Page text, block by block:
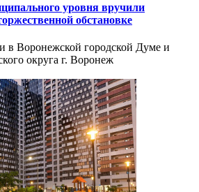
уровня вручили
обстановке
в Воронежской городской Думе и
округа г. Воронеж